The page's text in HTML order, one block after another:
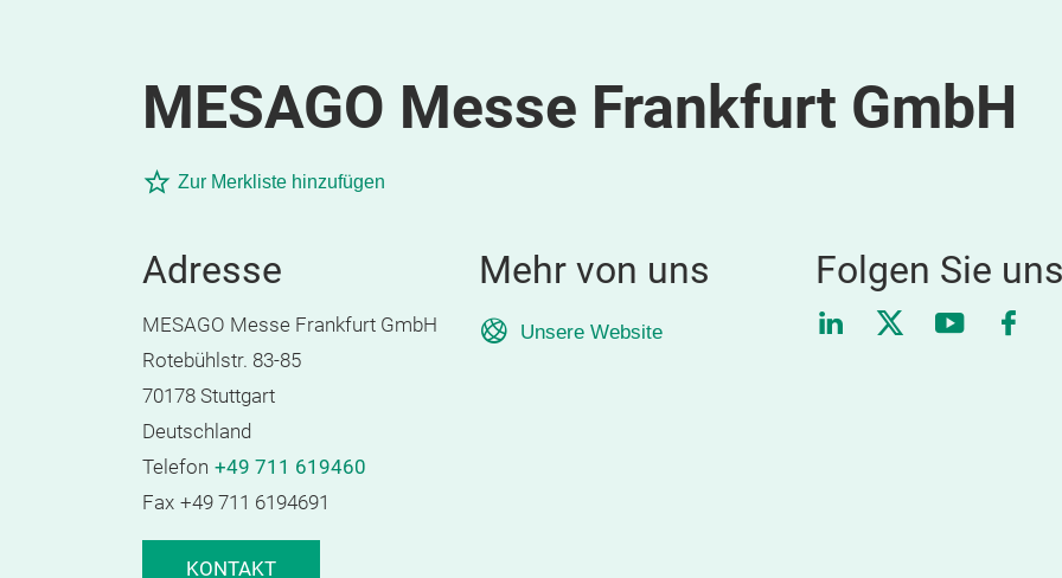
MESAGO Messe Frankfurt GmbH
Zur Merkliste hinzufügen
Adresse
MESAGO Messe Frankfurt GmbH
Rotebühlstr. 83-85
70178 Stuttgart
Deutschland
Telefon +49 711 619460
Fax +49 711 6194691
KONTAKT
Mehr von uns
Unsere Website
Folgen Sie uns
LinkedInTwitterYouTube